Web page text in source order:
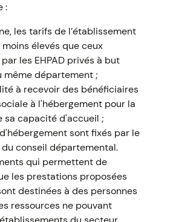
:
les tarifs de l’établissement
élevés que ceux
les EHPAD privés à but
même département ;
à recevoir des bénéficiaires
à l'hébergement pour la
sa capacité d'accueil ;
sont fixés par le
conseil départemental.
qui permettent de
les prestations proposées
destinées à des personnes
ressources ne pouvant